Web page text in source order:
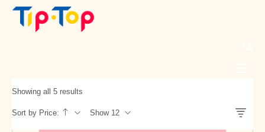
Showing all 5 results
Sort by Price: Show 12